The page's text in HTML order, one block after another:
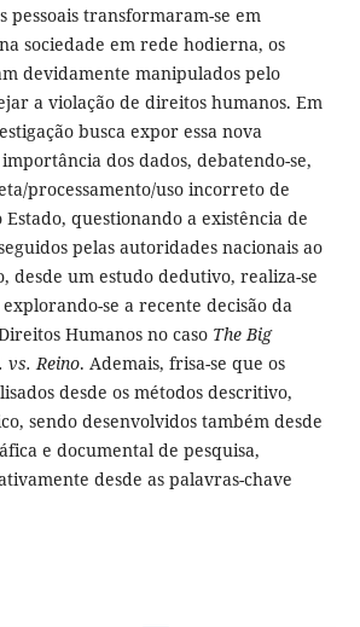
pessoais transformaram-se em
sociedade em rede hodierna, os
devidamente manipulados pelo
a violação de direitos humanos. Em
busca expor essa nova
dos dados, debatendo-se,
processamento/uso incorreto de
Estado, questionando a existência de
pelas autoridades nacionais ao
desde um estudo dedutivo, realiza-se
se a recente decisão da
Humanos no caso The Big
vs. Reino. Ademais, frisa-se que os
desde os métodos descritivo,
sendo desenvolvidos também desde
e documental de pesquisa,
desde as palavras-chave